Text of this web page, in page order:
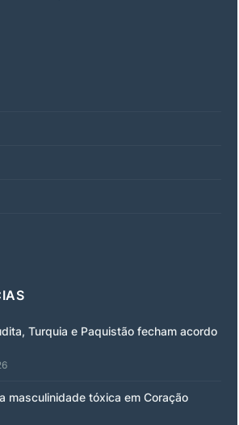
Turquia e Paquistão fecham acordo
masculinidade tóxica em Coração